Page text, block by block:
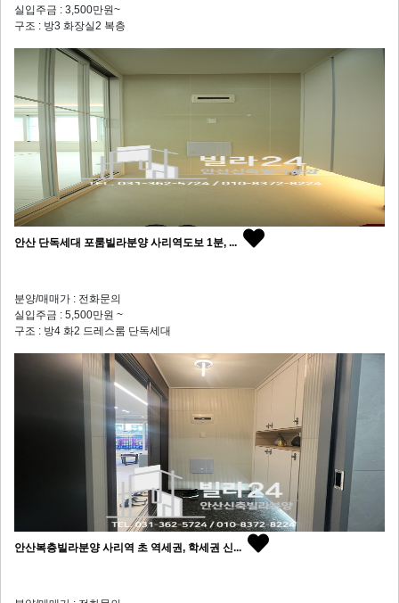
실입주금 : 3,500만원~
구조 : 방3 화장실2 복층
안산 단독세대 포룸빌라분양 사리역도보 1분, ...
분양/매매가 : 전화문의
실입주금 : 5,500만원 ~
구조 : 방4 화2 드레스룸 단독세대
안산복층빌라분양 사리역 초 역세권, 학세권 신...